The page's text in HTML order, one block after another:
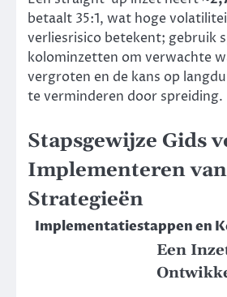
betaalt 35:1, wat hoge
verliesrisico betekent; gebruik
kolominzetten om verwachte
vergroten en de kans op
te verminderen door spreiding.
Stapsgewijze Gids
Implementeren van
Strategieën
Implementatiestappen en
Een